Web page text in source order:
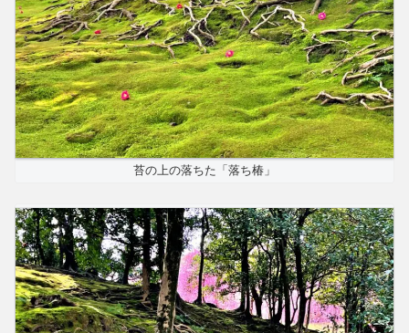
苔の上の落ちた「落ち椿」